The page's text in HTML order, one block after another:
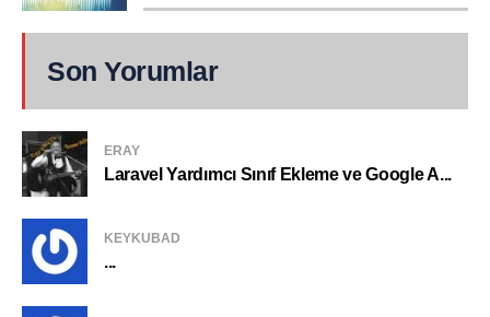
Son Yorumlar
ERAY
Laravel Yardımcı Sınıf Ekleme ve Google A...
KEYKUBAD
...